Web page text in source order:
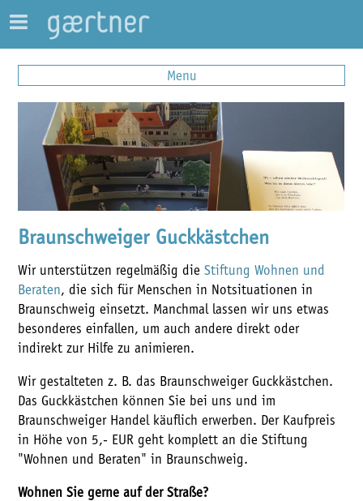
Menu
Braunschweiger Guckkästchen
Wir unterstützen regelmäßig dieStiftung Wohnen und
Beraten, die sich für Menschen in Notsituationen in
Braunschweig einsetzt. Manchmal lassen wir uns etwas
besonderes einfallen, um auch andere direkt oder
indirekt zur Hilfe zu animieren.
Wir gestalteten z. B. das Braunschweiger Guckkästchen.
Das Guckkästchen können Sie bei uns und im
Braunschweiger Handel käuflich erwerben. Der Kaufpreis
in Höhe von 5,- EUR geht komplett an die Stiftung
"Wohnen und Beraten" in Braunschweig.
Wohnen Sie gerne auf der Straße?